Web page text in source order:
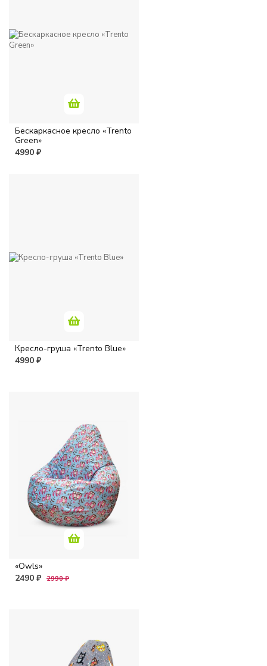
Бескаркасное кресло «Trento
Green»
4990 ₽
Кресло-груша «Trento Blue»
4990 ₽
«Owls»
2490 ₽ 2990 ₽